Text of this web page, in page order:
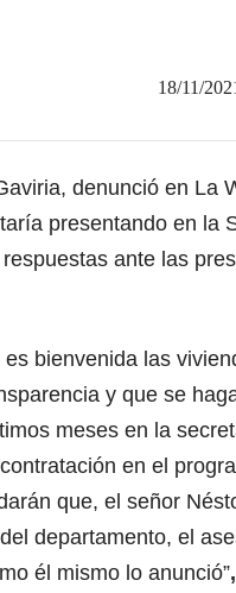
18/11/
denunció en La
presentando en la
ante las
bienvenida las
y que se
meses en la
en el
que, el señor
departamento, el
él mismo lo anunció”,